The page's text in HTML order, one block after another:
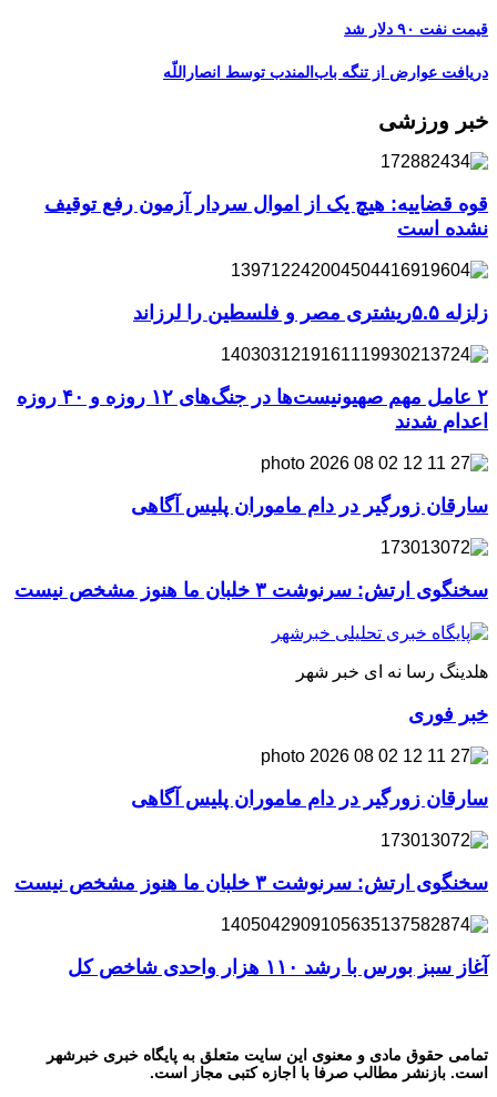
قیمت نفت ۹۰ دلار شد
دریافت عوارض از تنگه باب‌المندب توسط انصاراللّه
خبر ورزشی
قوه قضاییه: هیچ یک از اموال سردار آزمون رفع توقیف
نشده است
زلزله ۵.۵ریشتری مصر و فلسطین را لرزاند
۲ عامل مهم صهیونیست‌ها در جنگ‌های ۱۲ روزه و ۴۰ روزه
اعدام شدند
سارقان زورگیر در دام ماموران پلیس آگاهی
سخنگوی ارتش: سرنوشت ۳ خلبان ما هنوز مشخص نیست
هلدینگ رسا نه ای خبر شهر
خبر فوری
سارقان زورگیر در دام ماموران پلیس آگاهی
سخنگوی ارتش: سرنوشت ۳ خلبان ما هنوز مشخص نیست
آغاز سبز بورس با رشد ۱۱۰ هزار واحدی شاخص کل
تمامی حقوق مادی و معنوی این سایت متعلق به پایگاه خبری خبرشهر
است. بازنشر مطالب صرفا با اجازه کتبی مجاز است.